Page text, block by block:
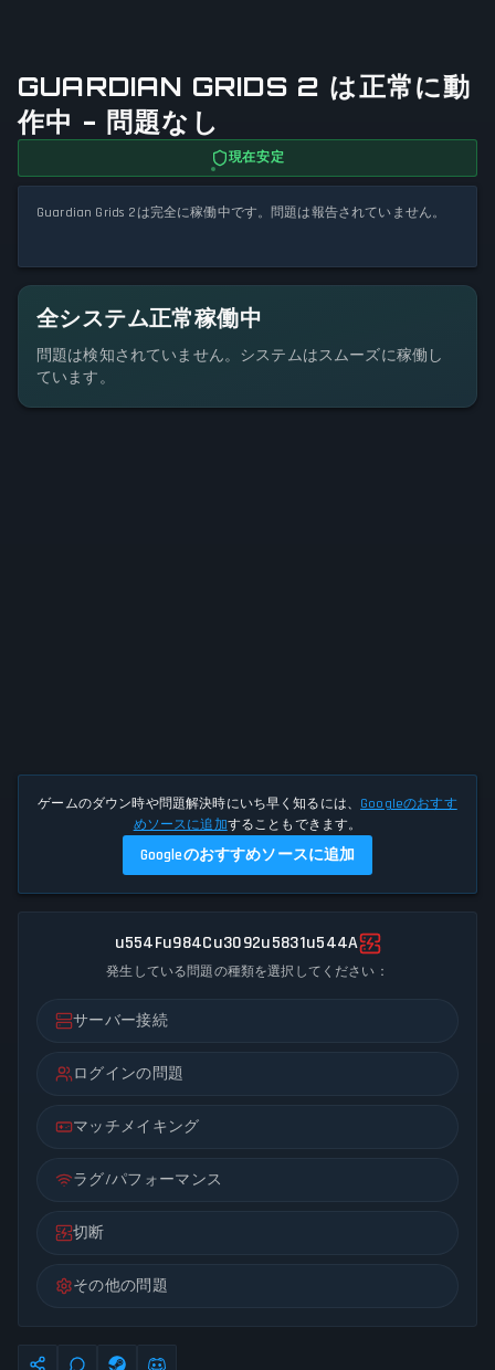
GUARDIAN GRIDS 2 は正常に動
作中 - 問題なし
現在安定
Guardian Grids 2は完全に稼働中です。問題は報告されていません。
全システム正常稼働中
問題は検知されていません。システムはスムーズに稼働し
ています。
ゲームのダウン時や問題解決時にいち早く知るには、 Googleのおすす
めソースに追加することもできます。
Googleのおすすめソースに追加
u554Fu984Cu3092u5831u544A
発生している問題の種類を選択してください：
サーバー接続
ログインの問題
マッチメイキング
ラグ/パフォーマンス
切断
その他の問題